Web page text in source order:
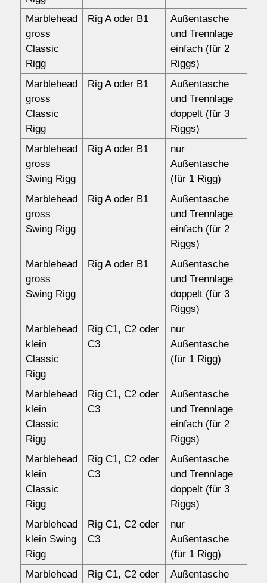
Marblehead
gross
Classic
Rigg
Rig A oder B1
Außentasche
und Trennlage
einfach (für 2
Riggs)
Marblehead
gross
Classic
Rigg
Rig A oder B1
Außentasche
und Trennlage
doppelt (für 3
Riggs)
Marblehead
gross
Swing Rigg
Rig A oder B1
nur
Außentasche
(für 1 Rigg)
Marblehead
gross
Swing Rigg
Rig A oder B1
Außentasche
und Trennlage
einfach (für 2
Riggs)
Marblehead
gross
Swing Rigg
Rig A oder B1
Außentasche
und Trennlage
doppelt (für 3
Riggs)
Marblehead
klein
Classic
Rigg
Rig C1, C2 oder
C3
nur
Außentasche
(für 1 Rigg)
Marblehead
klein
Classic
Rigg
Rig C1, C2 oder
C3
Außentasche
und Trennlage
einfach (für 2
Riggs)
Marblehead
klein
Classic
Rigg
Rig C1, C2 oder
C3
Außentasche
und Trennlage
doppelt (für 3
Riggs)
Marblehead
klein Swing
Rigg
Rig C1, C2 oder
C3
nur
Außentasche
(für 1 Rigg)
Marblehead
Rig C1, C2 oder
Außentasche